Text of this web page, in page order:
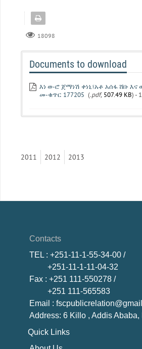
18098
Documents to download
እነ ወ-ሮ ጀማነሽ ቀነኒ፣አቶ አሰፋ ሸቡ እና
መ-ቁጥር 177205 (.pdf, 507.49 KB) -
2011 2012 2013
Contacts
TEL : +251-11-1-55-34-00 /
+251-11-1-11-04-32
Fax : +251 111-550278 /
+251 111-565583
Email :
Address: 6 Killo , Addis Ababa,
Quick Links